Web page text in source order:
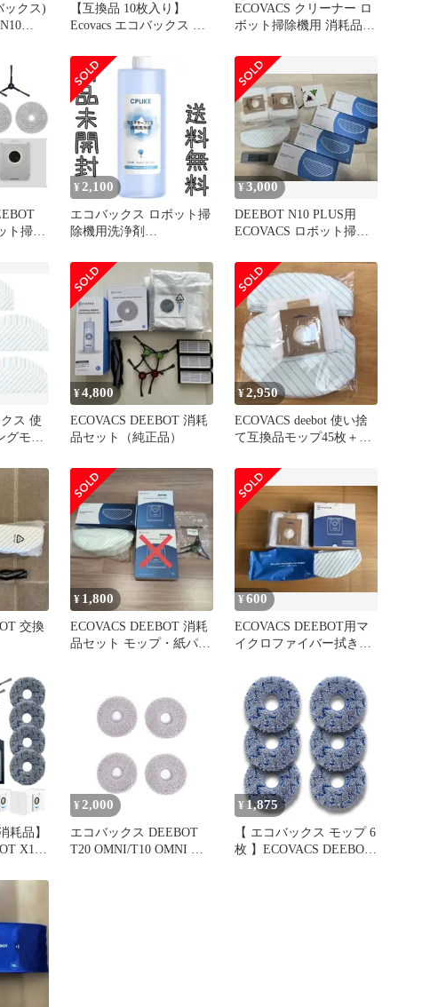
ックス)
掃除機
【互換品 10枚入り】
Ecovacs エコバックス 使
プ DEEBOT OZMO T8/N8
PRO/T9 シリーズ対応 ク
ロス モップ
ECOVACS クリーナー ロ
ボット掃除機用 消耗品
ト掃除
耗品セ
機交換
ック2
ブラ
¥ 2,100
エコバックス ロボット掃
除機用洗浄剤
対応)
¥3,000
DEEBOT N10 PLUS用
ECOVACS ロボット掃除
ス 使
モッ
／N8
シリ
¥4,800
ECOVACS DEEBOT 消耗
品セット（純正品）
¥2,950
ECOVACS deebot 使い捨
て互換品モップ45枚＋ゴ
交換
¥ 1,800
ECOVACS DEEBOT 消耗
品セット モップ・紙パッ
¥600
ECOVACS DEEBOT用マ
イクロファイバー拭き取
耗品】
X1
ゴミパ
、モッ
（エッ
ラ
シ（ロ
コバ
、エ
¥ 2,000
エコバックス DEEBOT
T20 OMNI/T10 OMNI 対
¥ 1,875
【 エコバックス モップ 6
枚 】ECOVACS DEEBOT